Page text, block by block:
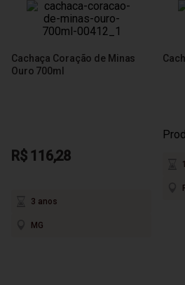
Cachaça Coração de Minas
Ouro 700ml
R$ 116,28
3 anos
MG